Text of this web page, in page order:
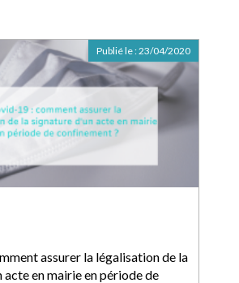
assurer la légalisation de la
en mairie en période de
Publié le :23/04/2020